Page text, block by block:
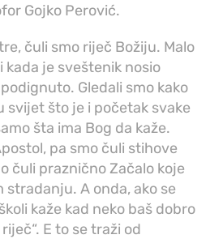
Gojko Perović.
čuli smo riječ Božiju. Malo
kada je sveštenik nosio
Gledali smo kako
svijet što je i početak svake
šta ima Bog da kaže.
pa smo čuli stihove
čuli praznično Začalo koje
stradanju. A onda, ako se
kaže kad neko baš dobro
E to se traži od